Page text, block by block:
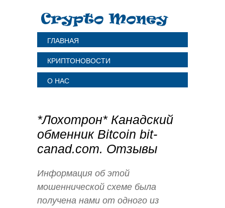
ГЛАВНАЯ
КРИПТОНОВОСТИ
О НАС
*Лохотрон* Канадский
обменник Bitcoin bit-
canad.com. Отзывы
Информация об этой
мошеннической схеме была
получена нами от одного из